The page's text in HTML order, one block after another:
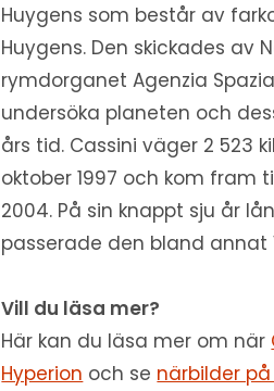
Huygens som består av
Huygens. Den skickades av
rymdorganet Agenzia
undersöka planeten och
års tid. Cassini väger 2 523
oktober 1997 och kom fram
2004. På sin knappt sju år
passerade den bland annat
Vill du läsa mer?
Här kan du läsa mer om när
Hyperion och se närbilder